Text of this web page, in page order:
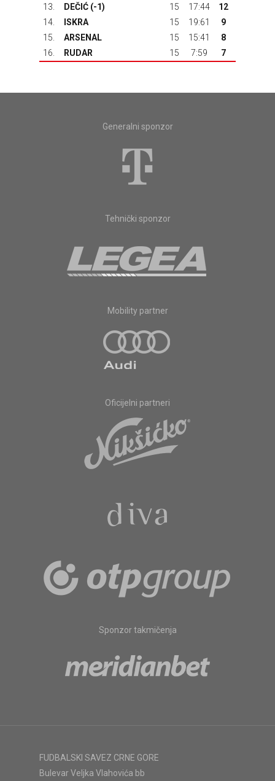
13.
DEČIĆ (-1) 15 17:44
12
14.
ISKRA 15 19:61
9
15.
ARSENAL 15 15:41
8
16.
RUDAR 15 7:59 7
Generalni sponzor
Tehnički sponzor
Mobility partner
Oficijelni partneri
Sponzor takmičenja
FUDBALSKI SAVEZ CRNE GORE
Bulevar Veljka Vlahovića bb